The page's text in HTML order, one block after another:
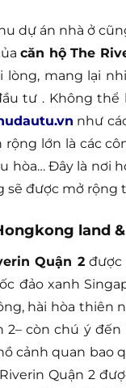
dự án nhà ở
căn hộ The
lòng, mang lại
tư . Không thể
như
lớn là các
hòa… Đây là nơi
được mở rộng
land
Quận 2được
đảo xanh
hài hòa thiên
2– còn chú ý
cảnh quan bao
Quận 2